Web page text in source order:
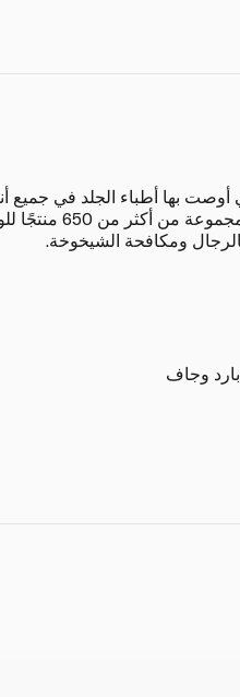
عامًا. تقدم
ومكافحة الشيخوخة.
وجاف